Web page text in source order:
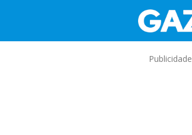
Publicidade